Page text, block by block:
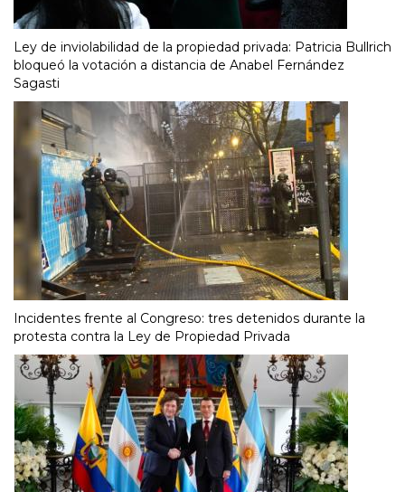
Ley de inviolabilidad de la propiedad privada: Patricia Bullrich
bloqueó la votación a distancia de Anabel Fernández
Sagasti
Incidentes frente al Congreso: tres detenidos durante la
protesta contra la Ley de Propiedad Privada